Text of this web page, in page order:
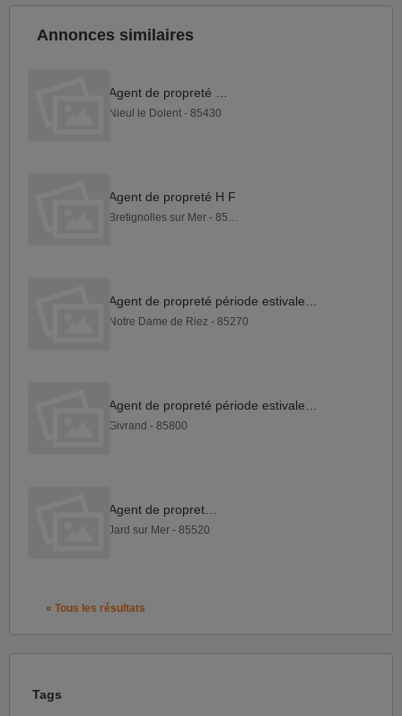
Annonces similaires
Nieul le Dolent - 85430
Agent de propreté H F
Bretignolles sur Mer - 85470
Notre Dame de Riez - 85270
Givrand - 85800
Jard sur Mer - 85520
« Tous les résultats
Tags